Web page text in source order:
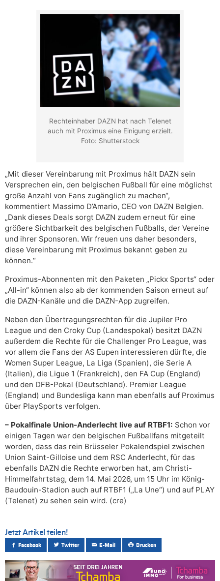
Rechteinhaber DAZN hat nach Telenet
auch mit Proximus eine Einigung erzielt.
Foto: Shutterstock
„Mit dieser Vereinbarung mit Proximus hält DAZN sein
Versprechen ein, den belgischen Fußball für eine möglichst
große Anzahl von Fans zugänglich zu machen“,
kommentiert Massimo D’Amario, CEO von DAZN Belgien.
„Dank dieses Deals sorgt DAZN zudem erneut für eine
größere Sichtbarkeit des belgischen Fußballs, der Vereine
und ihrer Sponsoren. Wir freuen uns daher besonders,
diese Vereinbarung mit Proximus bekannt geben zu
können.“
Proximus-Abonnenten mit den Paketen „Pickx Sports“ oder
„All-in“ können also ab der kommenden Saison erneut auf
die DAZN-Kanäle und die DAZN-App zugreifen.
Neben den Übertragungsrechten für die Jupiler Pro
League und den Croky Cup (Landespokal) besitzt DAZN
außerdem die Rechte für die Challenger Pro League, was
vor allem die Fans der AS Eupen interessieren dürfte, die
Women Super League, La Liga (Spanien), die Serie A
(Italien), die Ligue 1 (Frankreich), den FA Cup (England)
und den DFB-Pokal (Deutschland). Premier League
(England) und Bundesliga kann man ebenfalls auf Proximus
über PlaySports verfolgen.
– Pokalfinale Union-Anderlecht live auf RTBF1: Schon vor
einigen Tagen war den belgischen Fußballfans mitgeteilt
worden, dass das rein Brüsseler Pokalendspiel zwischen
Union Saint-Gilloise und dem RSC Anderlecht, für das
ebenfalls DAZN die Rechte erworben hat, am Christi-
Himmelfahrtstag, dem 14. Mai 2026, um 15 Uhr im König-
Baudouin-Stadion auch auf RTBF1 („La Une“) und auf PLAY
(Telenet) zu sehen sein wird. (cre)
Jetzt Artikel teilen!
Facebook Twitter E-Mail Drucken